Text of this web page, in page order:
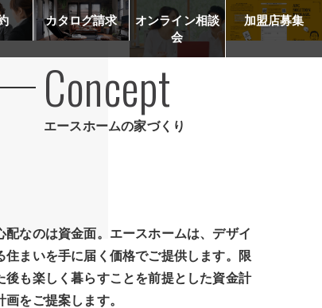
カタログ請求
オンライン相談
会
加盟店募集
Concept
エースホームの家づくり
なのは資金面。エースホームは、デザイ
まいを手に届く価格でご提供します。限
後も楽しく暮らすことを前提とした資金計
をご提案します。